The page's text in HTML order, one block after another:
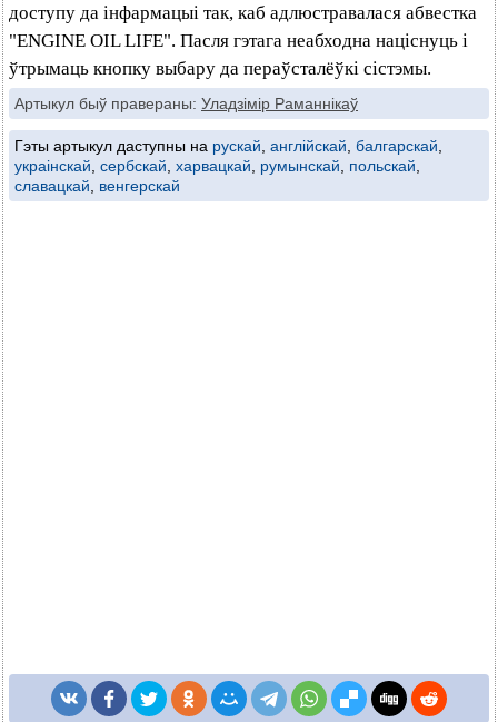
доступу да інфармацыі так, каб адлюстравалася абвестка
"ENGINE OIL LIFE". Пасля гэтага неабходна націснуць і
ўтрымаць кнопку выбару да пераўсталёўкі сістэмы.
Артыкул быў правераны: Уладзімір Раманнікаў
Гэты артыкул даступны на рускай англійскай балгарскай
украінскай сербскай харвацкай румынскай польскай
славацкай
венгерскай